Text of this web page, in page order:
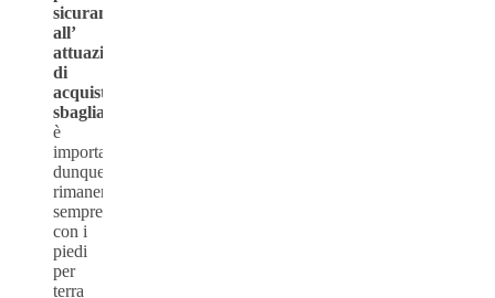
sicuramente
all’
attuazione
di
acquisti
sbagliati
è
importante
dunque
rimanere
sempre
con i
piedi
per
terra